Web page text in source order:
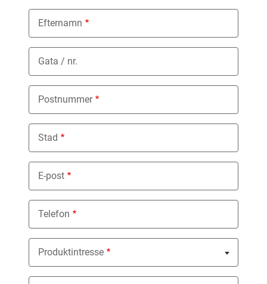
Efternamn
Gata / nr.
Postnummer
Stad
E-post
Telefon
Produktintresse
Nothing selected